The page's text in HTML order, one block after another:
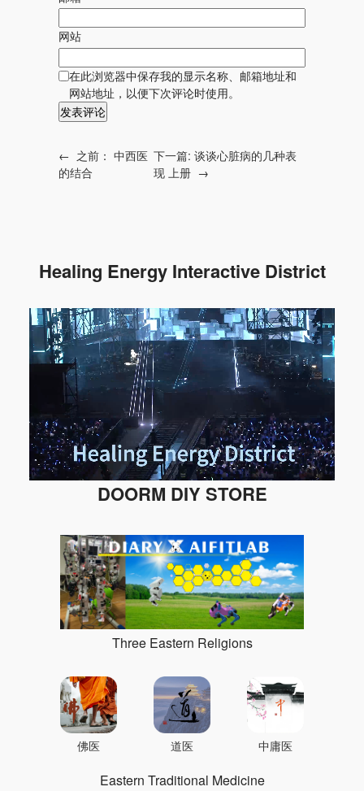
网站
在此浏览器中保存我的显示名称、邮箱地址和
网站地址，以便下次评论时使用。
← 之前： 中西医
的结合
下一篇: 谈谈心脏病的几种表
现 上册 →
Healing Energy Interactive District
DOORM DIY STORE
Three Eastern Religions
佛医 道医 中庸医
Eastern Traditional Medicine